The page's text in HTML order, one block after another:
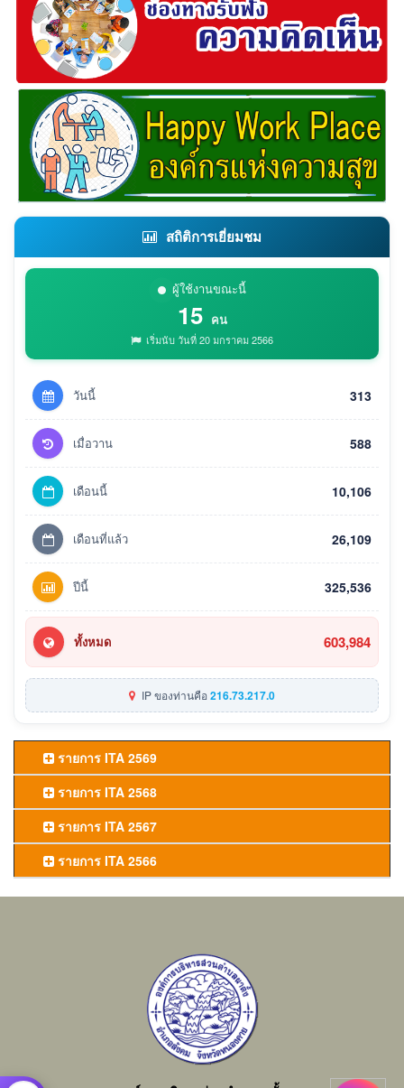
สถิติการเยี่ยมชม
ผู้ใช้งานขณะนี้
15 คน
เริ่มนับ วันที่ 20 มกราคม 2566
วันนี้ 313
เมื่อวาน 588
เดือนนี้ 10,106
เดือนที่แล้ว 26,109
ปีนี้ 325,536
ทั้งหมด 603,984
IP ของท่านคือ216.73.217.0
รายการ ITA 2569
รายการ ITA 2568
รายการ ITA 2567
รายการ ITA 2566